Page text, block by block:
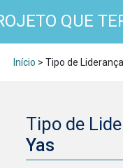
QUE
Início > Tipo de
Tipo de
Yas